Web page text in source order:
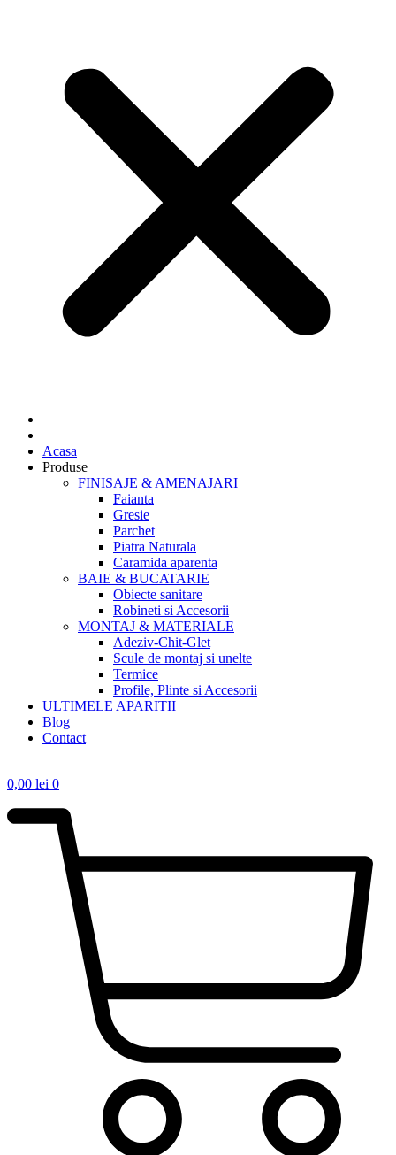
Acasa
Produse
FINISAJE & AMENAJARI
Faianta
Gresie
Parchet
Piatra Naturala
Caramida aparenta
BAIE & BUCATARIE
Obiecte sanitare
Robineti si Accesorii
MONTAJ & MATERIALE
Adeziv-Chit-Glet
Scule de montaj si unelte
Termice
Profile, Plinte si Accesorii
ULTIMELE APARITII
Blog
Contact
0,00 lei 0